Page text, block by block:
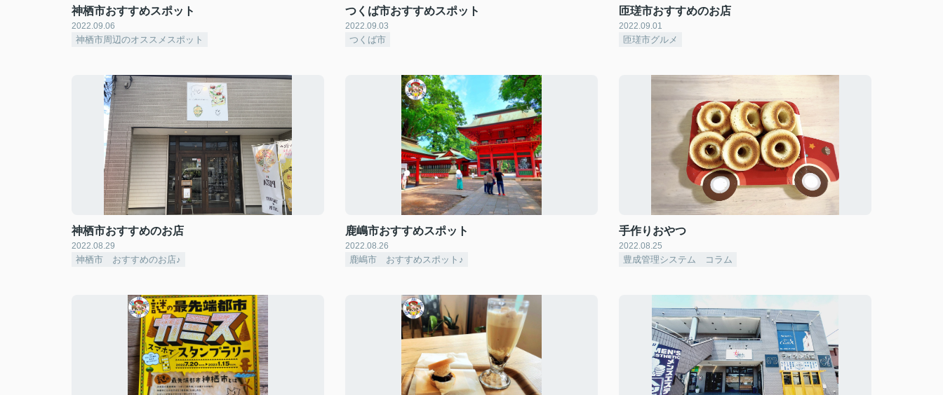
神栖市おすすめスポット
2022.09.06
神栖市周辺のオススメスポット
つくば市おすすめスポット
2022.09.03
つくば市
匝瑳市おすすめのお店
2022.09.01
匝瑳市グルメ
神栖市おすすめのお店
2022.08.29
神栖市 おすすめのお店♪
鹿嶋市おすすめスポット
2022.08.26
鹿嶋市 おすすめスポット♪
手作りおやつ
2022.08.25
豊成管理システム コラム